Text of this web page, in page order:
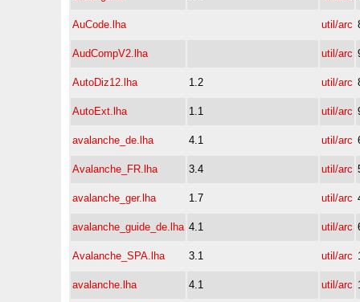
AuCode.lha util/arc
AudCompV2.lha util/arc
AutoDiz12.lha 1.2 util/arc
AutoExt.lha 1.1 util/arc
avalanche_de.lha 4.1 util/arc
Avalanche_FR.lha 3.4 util/arc
avalanche_ger.lha 1.7 util/arc
avalanche_guide_de.lha 4.1 util/arc
Avalanche_SPA.lha 3.1 util/arc
avalanche.lha 4.1 util/arc